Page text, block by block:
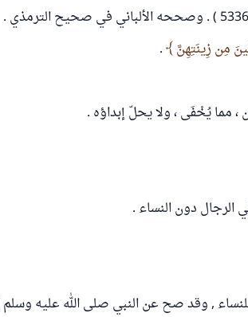
مِن زِينَتِهِنَّ
.
مما يُخْفَى ، ولا يحلّ إبداؤه .
الرجال دون النساء .
, وقد صح عن النبي صلى الله عليه